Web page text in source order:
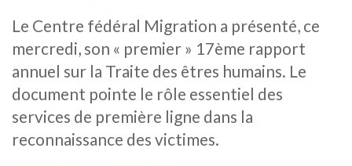
Le Centre fédéral Migration a présenté, ce
mercredi, son « premier » 17ème rapport
annuel sur la Traite des êtres humains. Le
document pointe le rôle essentiel des
services de première ligne dans la
reconnaissance des victimes.